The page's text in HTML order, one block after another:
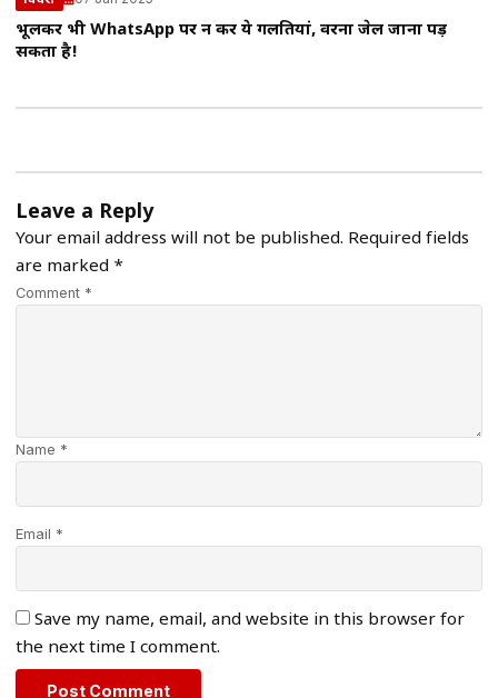
भूलकर भी WhatsApp पर न करें ये गलतियां, वरना जेल जाना पड़
सकता है!
Leave a Reply
Your email address will not be published. Required fields
are marked *
Comment *
Name *
Email *
Save my name, email, and website in this browser for
the next time I comment.